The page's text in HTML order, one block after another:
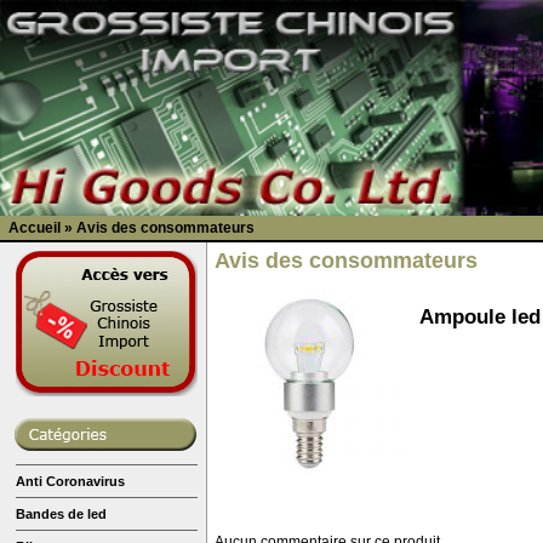
Accueil » Avis des consommateurs
Anti Coronavirus
Bandes de led
Avis des consommateurs
Ampoule led